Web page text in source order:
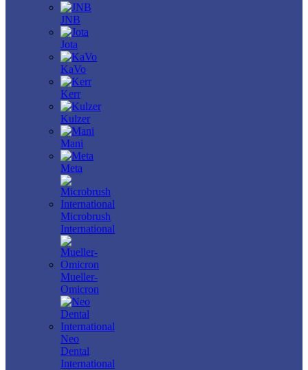
JNB
Jota
KaVo
Kerr
Kulzer
Mani
Meta
Microbrush
International
Mueller-
Omicron
Neo
Dental
International